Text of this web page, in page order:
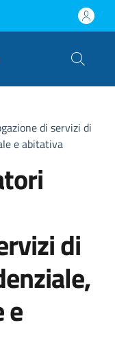
di servizi di
e abitativa
di
e